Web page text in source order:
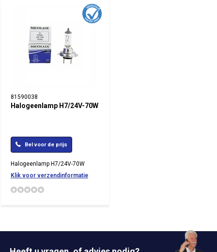
81590038
Halogeenlamp H7/24V-70W
Bel voor de prijs
Halogeenlamp H7/24V-70W
Klik voor verzendinformatie